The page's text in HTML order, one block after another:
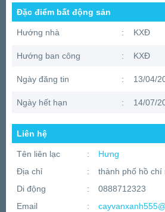
Đặc điểm bất động sản
Hướng nhà : KXĐ
Hướng ban công : KXĐ
Ngày đăng tin : 13/04/
Ngày hết hạn : 14/07/
Liên hệ
Tên liên lạc :
Hưng
Địa chỉ
:
thành phố hồ chí
Di động
:
0888712323
Email
: